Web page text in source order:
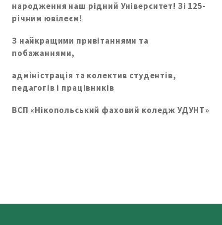
народження наш рідний Університет! Зі 125-
річним ювілеєм!
З найкращими привітаннями та
побажаннями,
адміністрація та колектив студентів,
педагогів і працівників
ВСП «Нікопольський фаховий коледж УДУНТ»